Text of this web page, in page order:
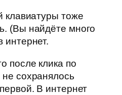
клавиатуры тоже
(Вы найдёте много
интернет.
после клика по
не сохранялось
В интернет